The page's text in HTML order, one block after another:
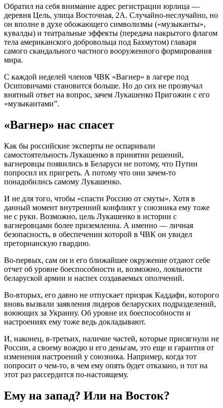
Обратил на себя внимание адрес регистрации юрлица —
деревня Цель, улица Восточная, 2А. Случайно-неслучайно, но
он вполне в духе обожающего символизмы («музыканты»,
кувалды) и театральные эффекты (передача накрытого флагом
тела американского добровольца под Бахмутом) главаря
самого скандального частного вооруженного формирования
мира.
С каждой неделей членов ЧВК «Вагнер» в лагере под
Осиповичами становится больше. Но до сих не прозвучал
внятный ответ на вопрос, зачем Лукашенко Пригожин с его
«музыкантами”.
«Вагнер» нас спасет
Как бы российские эксперты не оспаривали
самостоятельность Лукашенко в принятии решений,
вагнеровцы появились в Беларуси не потому, что Путин
попросил их пригреть. А потому что они зачем-то
понадобились самому Лукашенко.
И не для того, чтобы «спасти Россию от смуты». Хотя в
данный момент внутренний конфликт у союзника ему тоже
не с руки. Возможно, цель Лукашенко в истории с
вагнеровцами более приземленна. А именно — личная
безопасность, в обеспечении которой в ЧВК он увидел
преторианскую гвардию.
Во-первых, сам он и его ближайшее окружение отдают себе
отчет об уровне боеспособности и, возможно, лояльности
беларуской армии и наспех создаваемых ополчений.
Во-вторых, его давно не отпускает призрак Каддафи, которого
вновь вызвали заявления лидеров беларуских подразделений,
воюющих за Украину. Об уровне их боеспособности и
настроениях ему тоже ведь докладывают.
И, наконец, в-третьих, наличие частей, которые присягнули не
России, а своему вождю и его деньгам, это еще и гарантия от
изменения настроений у союзника. Например, когда тот
попросит о чем-то, в чем ему опять будет отказано, и тот на
этот раз рассердится по-настоящему.
Ему на запад? Или на Восток?